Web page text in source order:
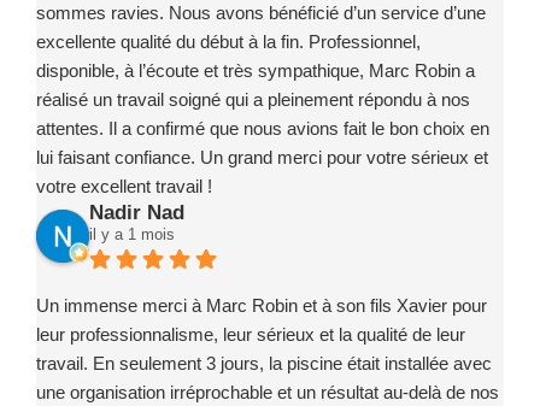
sommes ravies. Nous avons bénéficié d’un service d’une
excellente qualité du début à la fin. Professionnel,
disponible, à l’écoute et très sympathique, Marc Robin a
réalisé un travail soigné qui a pleinement répondu à nos
attentes. Il a confirmé que nous avions fait le bon choix en
lui faisant confiance. Un grand merci pour votre sérieux et
votre excellent travail !
Nadir Nad
il y a 1 mois
Un immense merci à Marc Robin et à son fils Xavier pour
leur professionnalisme, leur sérieux et la qualité de leur
travail. En seulement 3 jours, la piscine était installée avec
une organisation irréprochable et un résultat au-delà de nos